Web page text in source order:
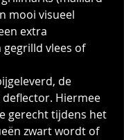
mooi visueel
extra
vlees of
de
Hiermee
gerecht tijdens het
zwart wordt of